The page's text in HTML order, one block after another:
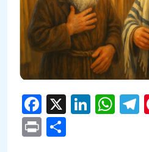
Facebook
X
Print